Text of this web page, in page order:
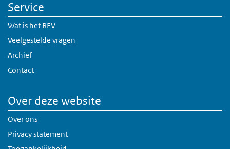
Service
Wat is het REV
Veelgestelde vragen
Archief
Contact
Over deze website
Over ons
Privacy statement